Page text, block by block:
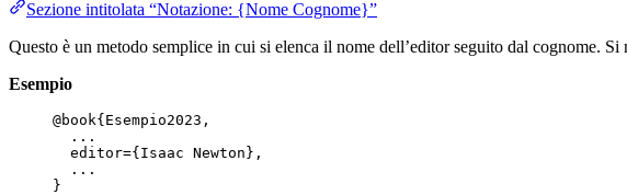
Sezione intitolata “Notazione: {Nome Cognome}”
Questo è un metodo semplice in cui si elenca il nome dell’editor seguito dal cognome.
Esempio
@book{Esempio2023,
...
editor={ Isaac Newton } ,
...
}